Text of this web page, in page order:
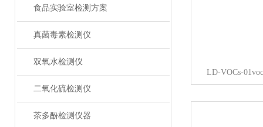
食品实验室检测方案
真菌毒素检测仪
双氧水检测仪
二氧化硫检测仪
茶多酚检测仪器
LD-VOCs-